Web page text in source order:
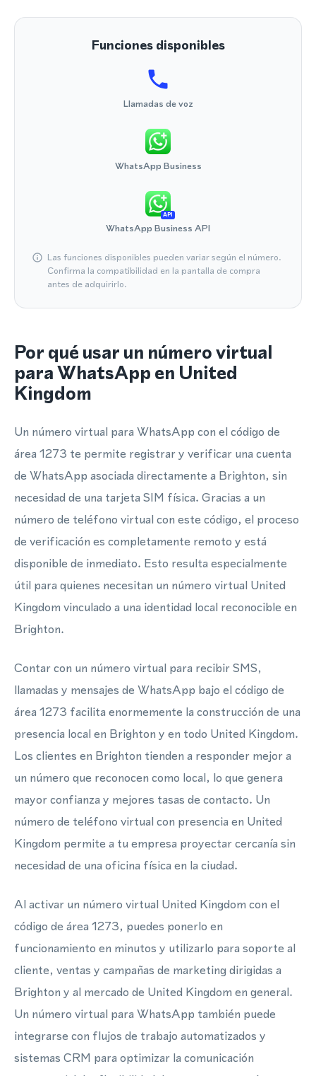
Funciones disponibles
Llamadas de voz
WhatsApp Business
API
WhatsApp Business API
Las funciones disponibles pueden variar según el número.
Confirma la compatibilidad en la pantalla de compra
antes de adquirirlo.
Por qué usar un número virtual
para WhatsApp en United
Kingdom
Un número virtual para WhatsApp con el código de
área 1273 te permite registrar y verificar una cuenta
de WhatsApp asociada directamente a Brighton, sin
necesidad de una tarjeta SIM física. Gracias a un
número de teléfono virtual con este código, el proceso
de verificación es completamente remoto y está
disponible de inmediato. Esto resulta especialmente
útil para quienes necesitan un número virtual United
Kingdom vinculado a una identidad local reconocible en
Brighton.
Contar con un número virtual para recibir SMS,
llamadas y mensajes de WhatsApp bajo el código de
área 1273 facilita enormemente la construcción de una
presencia local en Brighton y en todo United Kingdom.
Los clientes en Brighton tienden a responder mejor a
un número que reconocen como local, lo que genera
mayor confianza y mejores tasas de contacto. Un
número de teléfono virtual con presencia en United
Kingdom permite a tu empresa proyectar cercanía sin
necesidad de una oficina física en la ciudad.
Al activar un número virtual United Kingdom con el
código de área 1273, puedes ponerlo en
funcionamiento en minutos y utilizarlo para soporte al
cliente, ventas y campañas de marketing dirigidas a
Brighton y al mercado de United Kingdom en general.
Un número virtual para WhatsApp también puede
integrarse con flujos de trabajo automatizados y
sistemas CRM para optimizar la comunicación